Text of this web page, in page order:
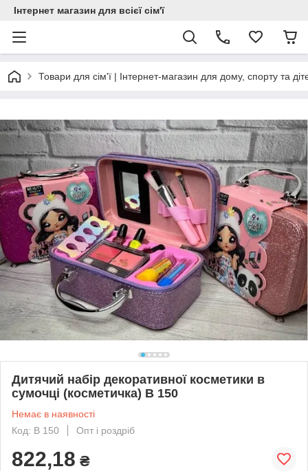
Інтернет магазин для всієї сім'ї
Товари для сім'ї | Інтернет-магазин для дому, спорту та
Дитячий набір декоративної косметики в
сумочці (косметичка) В 150
Немає в наявності
Код: В 150
Опт і роздріб
822,18 ₴